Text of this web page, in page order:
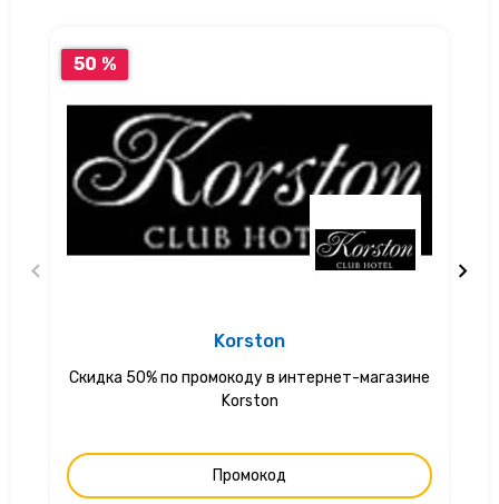
50 %
Korston
Скидка 50% по промокоду в интернет-магазине
Korston
Промокод